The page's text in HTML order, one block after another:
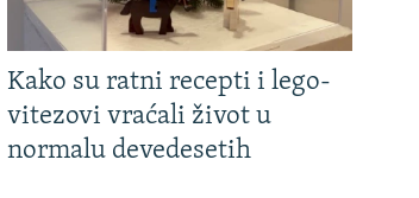
Kako su ratni recepti i lego-
vitezovi vraćali život u
normalu devedesetih